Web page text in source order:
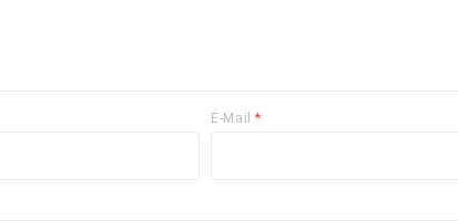
E-Mail*